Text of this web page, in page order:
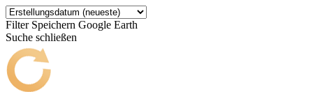
Filter Speichern Google Earth
Suche schließen